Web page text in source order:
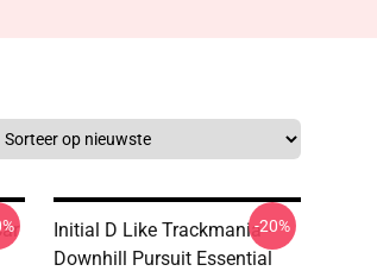
Initial D Like Trackmania -
Downhill Pursuit Essential
-20%